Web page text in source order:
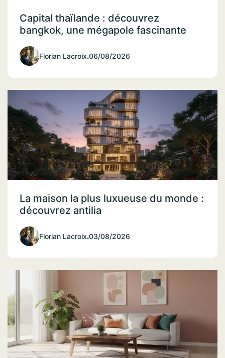
Capital thaïlande : découvrez
bangkok, une mégapole fascinante
Florian Lacroix.06/08/2026
La maison la plus luxueuse du monde :
découvrez antilia
Florian Lacroix.03/08/2026